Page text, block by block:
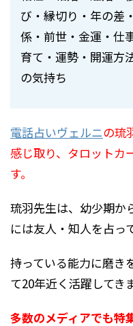
び・縁切り・年の差
係・前世・金運・仕
育て・運勢・開運方
の気持ち
電話占いヴェルニの琉
感じ取り、タロットカ
す。
琉羽先生は、幼少期か
には友人・知人を占っ
持っている能力に磨き
て20年近く活躍してき
多数のメディアでも特